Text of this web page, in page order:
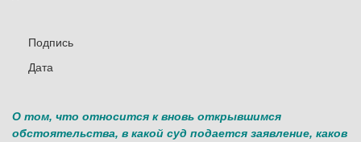
Подпись
Дата
О том, что относится к вновь открывшимся
обстоятельства, в какой суд подается заявление, каков